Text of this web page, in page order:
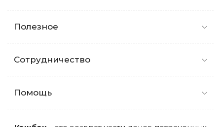
Полезное
Сотрудничество
Помощь